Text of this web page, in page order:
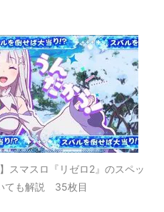
】スマスロ『リゼロ2』のスペッ
ても解説 35枚目